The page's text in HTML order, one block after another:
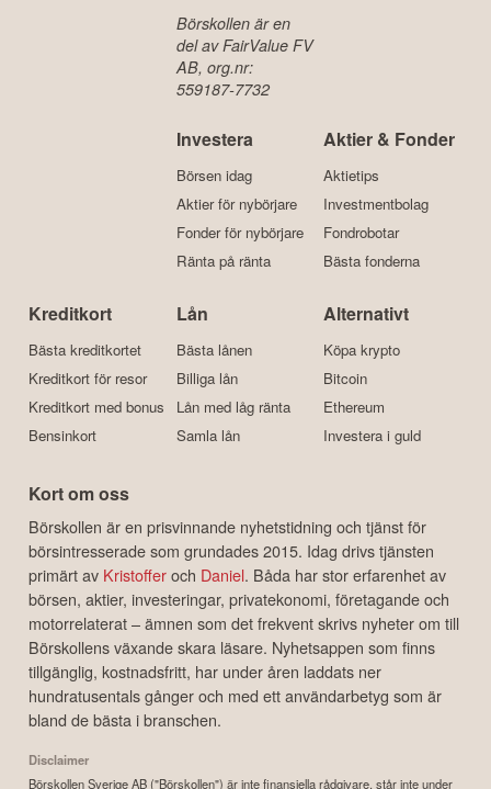
Börskollen är en
del av FairValue FV
AB, org.nr:
559187-7732
Investera
Börsen idag
Aktier för nybörjare
Fonder för nybörjare
Ränta på ränta
Aktier & Fonder
Aktietips
Investmentbolag
Fondrobotar
Bästa fonderna
Kreditkort
Bästa kreditkortet
Kreditkort för resor
Kreditkort med bonus
Bensinkort
Lån
Bästa lånen
Billiga lån
Lån med låg ränta
Samla lån
Alternativt
Köpa krypto
Bitcoin
Ethereum
Investera i guld
Kort om oss
Börskollen är en prisvinnande nyhetstidning och tjänst för
börsintresserade som grundades 2015. Idag drivs tjänsten
primärt av Kristofferoch Daniel. Båda har stor erfarenhet av
börsen, aktier, investeringar, privatekonomi, företagande och
motorrelaterat – ämnen som det frekvent skrivs nyheter om till
Börskollens växande skara läsare. Nyhetsappen som finns
tillgänglig, kostnadsfritt, har under åren laddats ner
hundratusentals gånger och med ett användarbetyg som är
bland de bästa i branschen.
Disclaimer
Börskollen Sverige AB ("Börskollen") är inte finansiella rådgivare, står inte under